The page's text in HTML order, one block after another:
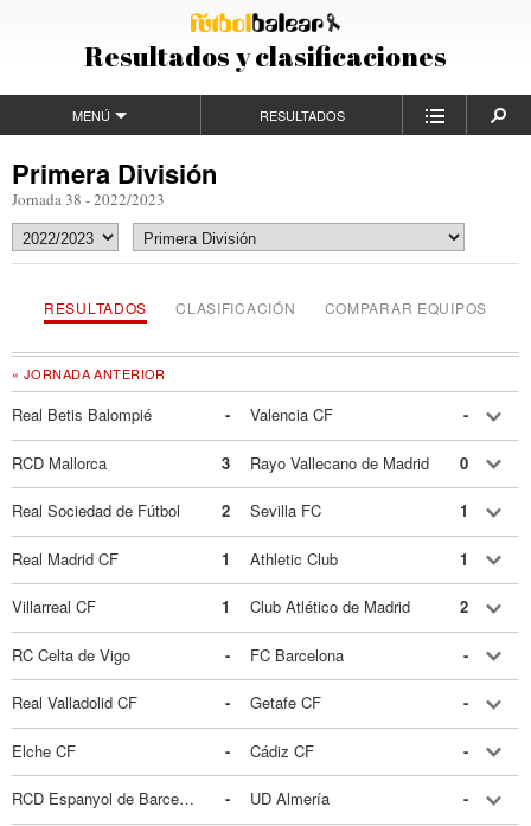
Resultados y clasificaciones
MENÚ RESULTADOS
Primera División
Jornada 38 - 2022/2023
RESULTADOS CLASIFICACIÓN COMPARAR EQUIPOS
« JORNADA ANTERIOR
Real Betis Balompié - Valencia CF -
RCD Mallorca 3 Rayo Vallecano de Madrid 0
Real Sociedad de Fútbol 2 Sevilla FC 1
Real Madrid CF 1 Athletic Club 1
Villarreal CF 1 Club Atlético de Madrid 2
RC Celta de Vigo - FC Barcelona -
Real Valladolid CF - Getafe CF -
Elche CF - Cádiz CF -
RCD Espanyol de Barcelona - UD Almería -